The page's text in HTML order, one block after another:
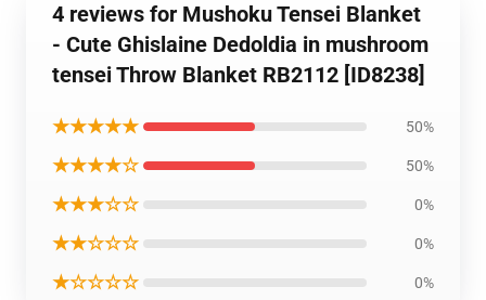
4 reviews for Mushoku Tensei Blanket
- Cute Ghislaine Dedoldia in mushroom
tensei Throw Blanket RB2112 [ID8238]
★★★★★ 50%
★★★★☆ 50%
★★★☆☆ 0%
★★☆☆☆ 0%
★☆☆☆☆ 0%